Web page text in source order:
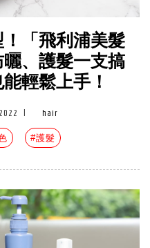
「飛利浦美髮
、護髮一支搞
輕鬆上手！
hair
#護髮